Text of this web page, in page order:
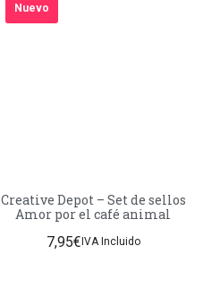
Nuevo
Creative Depot – Set de sellos
Amor por el café animal
7,95€ IVA Incluido